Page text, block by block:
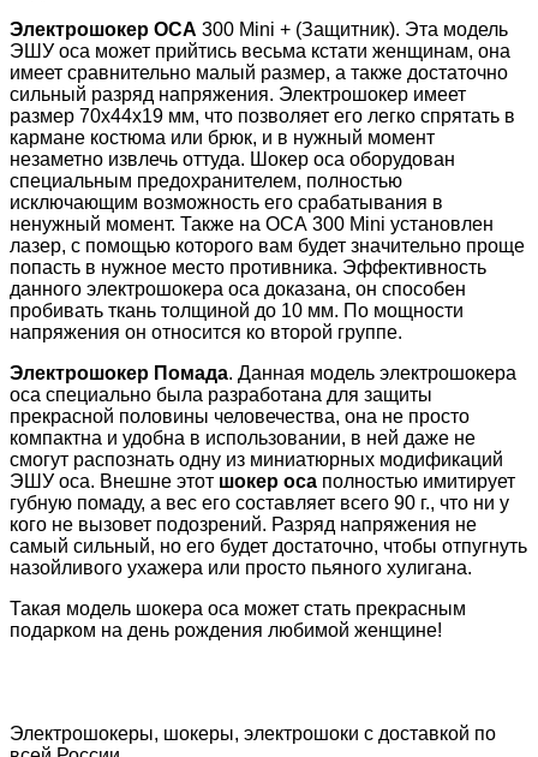
Электрошокер ОСА 300 Mini + (Защитник). Эта модель
ЭШУ оса может прийтись весьма кстати женщинам, она
имеет сравнительно малый размер, а также достаточно
сильный разряд напряжения. Электрошокер имеет
размер 70х44х19 мм, что позволяет его легко спрятать в
кармане костюма или брюк, и в нужный момент
незаметно извлечь оттуда. Шокер оса оборудован
специальным предохранителем, полностью
исключающим возможность его срабатывания в
ненужный момент. Также на ОСА 300 Mini установлен
лазер, с помощью которого вам будет значительно проще
попасть в нужное место противника. Эффективность
данного электрошокера оса доказана, он способен
пробивать ткань толщиной до 10 мм. По мощности
напряжения он относится ко второй группе.
Электрошокер Помада. Данная модель электрошокера
оса специально была разработана для защиты
прекрасной половины человечества, она не просто
компактна и удобна в использовании, в ней даже не
смогут распознать одну из миниатюрных модификаций
ЭШУ оса. Внешне этот шокер оса полностью имитирует
губную помаду, а вес его составляет всего 90 г., что ни у
кого не вызовет подозрений. Разряд напряжения не
самый сильный, но его будет достаточно, чтобы отпугнуть
назойливого ухажера или просто пьяного хулигана.
Такая модель шокера оса может стать прекрасным
подарком на день рождения любимой женщине!
Электрошокеры, шокеры, электрошоки с доставкой по